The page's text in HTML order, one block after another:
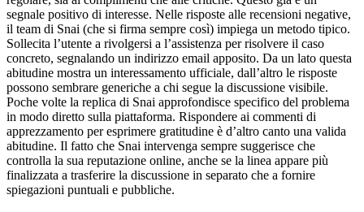
segnale positivo di interesse. Nelle risposte alle recensioni negative,
il team di Snai (che si firma sempre così) impiega un metodo tipico.
Sollecita l’utente a rivolgersi a l’assistenza per risolvere il caso
concreto, segnalando un indirizzo email apposito. Da un lato questa
abitudine mostra un interessamento ufficiale, dall’altro le risposte
possono sembrare generiche a chi segue la discussione visibile.
Poche volte la replica di Snai approfondisce specifico del problema
in modo diretto sulla piattaforma. Rispondere ai commenti di
apprezzamento per esprimere gratitudine è d’altro canto una valida
abitudine. Il fatto che Snai intervenga sempre suggerisce che
controlla la sua reputazione online, anche se la linea appare più
finalizzata a trasferire la discussione in separato che a fornire
spiegazioni puntuali e pubbliche.